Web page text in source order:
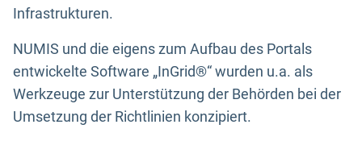
Infrastrukturen.
NUMIS und die eigens zum Aufbau des Portals
entwickelte Software „InGrid®“ wurden u.a. als
Werkzeuge zur Unterstützung der Behörden bei der
Umsetzung der Richtlinien konzipiert.